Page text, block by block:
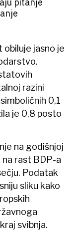
pitanje
obiluje jasno je
razini
0,1
je 0,8 posto
na godišnjoj
na rast BDP-a
Podatak
sliku kako
svibnja.